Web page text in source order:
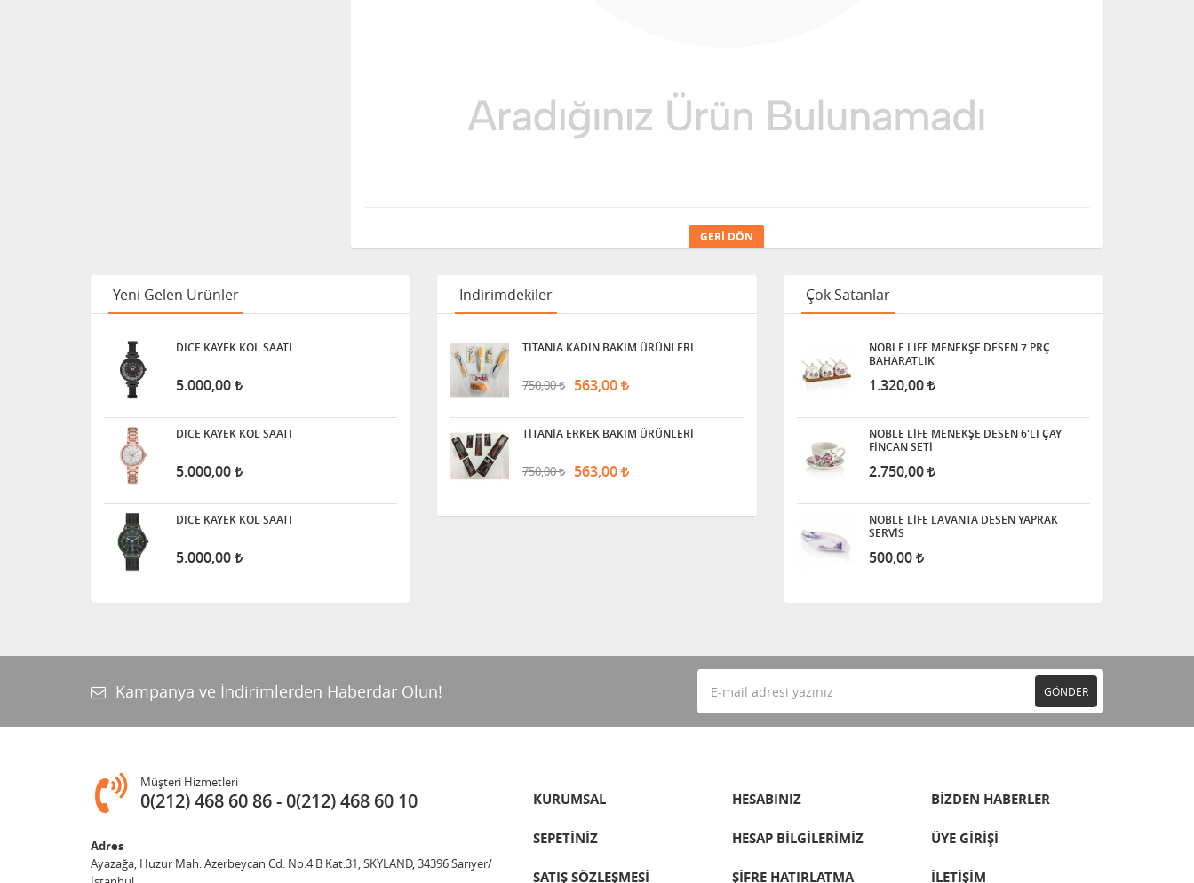
GERI DÖN
Yeni Gelen Ürünler
DICE KAYEK KOL SAATI
5.000,00
DICE KAYEK KOL SAATI
5.000,00
DICE KAYEK KOL SAATI
5.000,00
İndirimdekiler
TİTANİA KADIN BAKIM ÜRÜNLERİ
750,00 563,00
TİTANİA ERKEK BAKIM ÜRÜNLERİ
750,00 563,00
Çok Satanlar
NOBLE LİFE MENEKŞE DESEN 7 PRÇ.
BAHARATLIK
1.320,00
NOBLE LİFE MENEKŞE DESEN 6'LI ÇAY
FİNCAN SETİ
2.750,00
NOBLE LİFE LAVANTA DESEN YAPRAK
SERVİS
500,00
Kampanya ve İndirimlerden Haberdar Olun! GÖNDER
Müşteri Hizmetleri
0(212) 468 60 86 0(212) 468 60 10
Adres
Ayazağa, Huzur Mah. Azerbeycan Cd. No:4 B Kat:31, SKYLAND, 34396 Sarıyer/
KURUMSAL HESABINIZ BİZDEN HABERLER
SEPETİNİZ HESAP BİLGİLERİMİZ ÜYE GİRİŞİ
SATIŞ SÖZLEŞMESİ ŞİFRE HATIRLATMA İLETİŞİM